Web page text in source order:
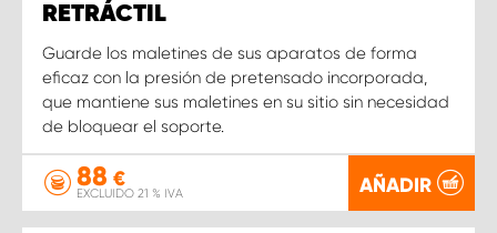
RETRÁCTIL
Guarde los maletines de sus aparatos de forma
eficaz con la presión de pretensado incorporada,
que mantiene sus maletines en su sitio sin necesidad
de bloquear el soporte.
88 €
EXCLUIDO 21 % IVA AÑADIR